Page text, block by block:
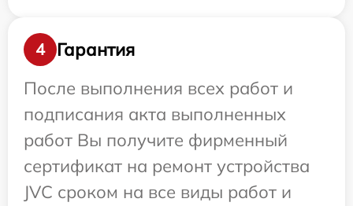
4
Гарантия
После выполнения всех работ и
подписания акта выполненных
работ Вы получите фирменный
сертификат на ремонт устройства
JVC сроком на все виды работ и